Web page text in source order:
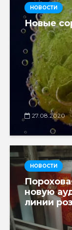
НОВОСТИ
Новые
27.08.2020
НОВОСТИ
новую
линии